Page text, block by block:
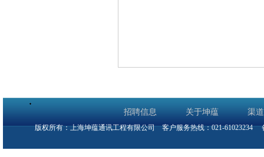
版权所有：上海坤蕴通讯工程有限公司 客户服务热线：021-61023234备
招聘信息 关于坤蕴 渠